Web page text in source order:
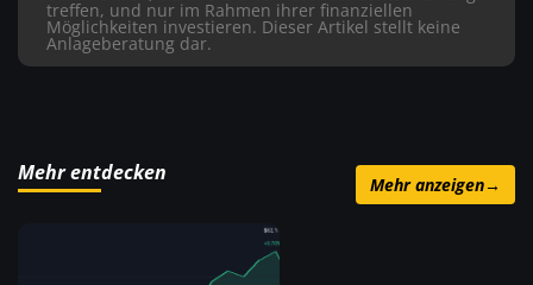
treffen, und nur im Rahmen ihrer finanziellen
Möglichkeiten investieren. Dieser Artikel stellt keine
Anlageberatung dar.
Mehr entdecken Mehr anzeigen→